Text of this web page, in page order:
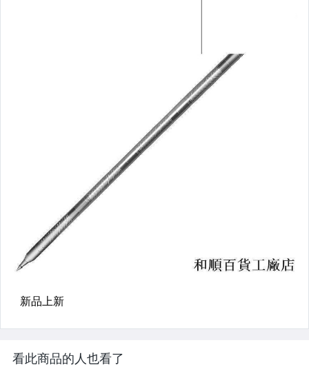
看此商品的人也看了